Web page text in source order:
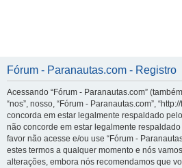
Fórum - Paranautas.com - Registro
Acessando “Fórum - Paranautas.com”
“nos”, nosso, “Fórum - Paranautas.com”,
concorda em estar legalmente respaldado
não concorde em estar legalmente
favor não acesse e/ou use “Fórum -
estes termos a qualquer momento e nós
alterações, embora nós recomendamos que